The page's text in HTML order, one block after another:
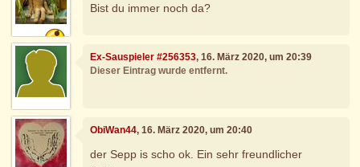
Bist du immer noch da?
Ex-Sauspieler #256353, 16. März 2020, um 20:39
Dieser Eintrag wurde entfernt.
ObiWan44, 16. März 2020, um 20:40
der Sepp is scho ok. Ein sehr freundlicher